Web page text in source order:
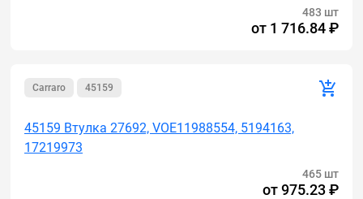
483 шт
от 1 716.84 ₽
Carraro 45159
45159 Втулка 27692, VOE11988554, 5194163,
17219973
465 шт
от975.23 ₽